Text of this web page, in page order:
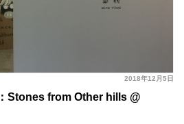
2018年12月5日
Stones from Other hills @